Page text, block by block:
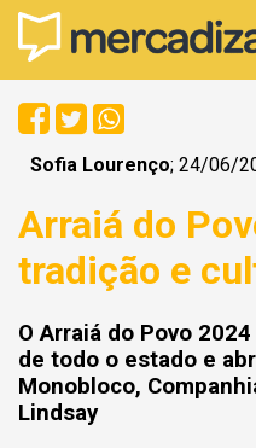
Sofia Lourenço; 24/06/
Arraiá do
tradição e
O Arraiá do Povo
de todo o estado e
Monobloco,
Lindsay